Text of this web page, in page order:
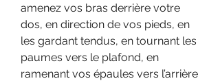
amenez vos bras derrière votre
dos, en direction de vos pieds, en
les gardant tendus, en tournant les
paumes vers le plafond, en
ramenant vos épaules vers l’arrière